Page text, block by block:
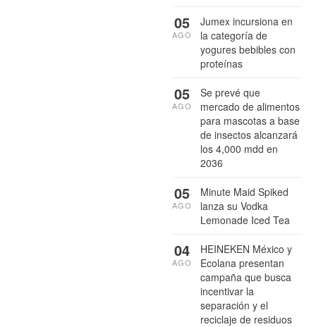
Jumex incursiona en
la categoría de
yogures bebibles con
proteínas
05
AGO
Se prevé que
mercado de alimentos
para mascotas a base
de insectos alcanzará
los 4,000 mdd en
2036
05
AGO
Minute Maid Spiked
lanza su Vodka
Lemonade Iced Tea
05
AGO
HEINEKEN México y
Ecolana presentan
campaña que busca
incentivar la
separación y el
reciclaje de residuos
04
AGO